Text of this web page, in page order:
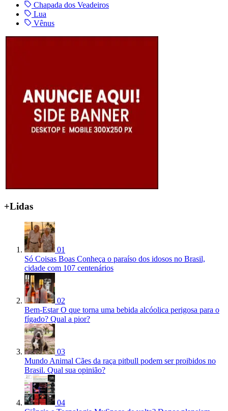
Chapada dos Veadeiros
Lua
Vênus
+Lidas
01
Só Coisas Boas Conheça o paraíso dos idosos no Brasil,
cidade com 107 centenários
02
Bem-Estar O que torna uma bebida alcóolica perigosa para o
fígado? Qual a pior?
03
Mundo Animal Cães da raça pitbull podem ser proibidos no
Brasil. Qual sua opinião?
04